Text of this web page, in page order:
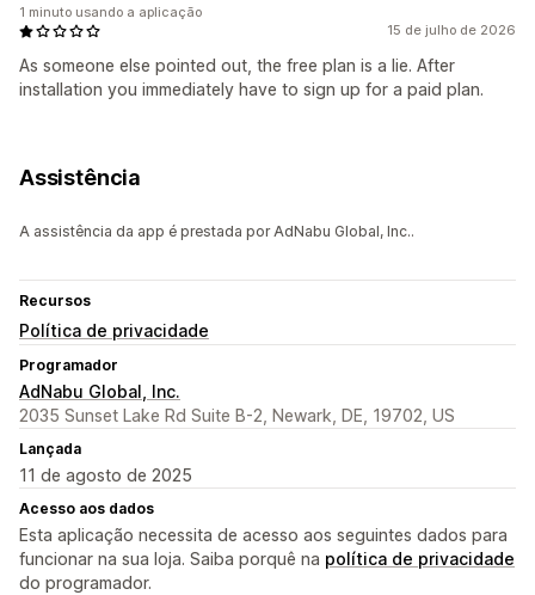
15 de julho de 2026
As someone else pointed out, the free plan is a lie. After
installation you immediately have to sign up for a paid plan.
1 minuto usando a aplicação
Assistência
A assistência da app é prestada por AdNabu Global, Inc..
Recursos
Política de privacidade
Programador
AdNabu Global, Inc.
2035 Sunset Lake Rd Suite B-2, Newark, DE, 19702, US
Lançada
11 de agosto de 2025
Acesso aos dados
Esta aplicação necessita de acesso aos seguintes dados para
funcionar na sua loja. Saiba porquê na política de privacidade
do programador.